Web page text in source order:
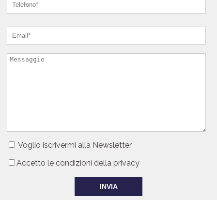
Voglio iscrivermi alla Newsletter
Accetto le condizioni della privacy